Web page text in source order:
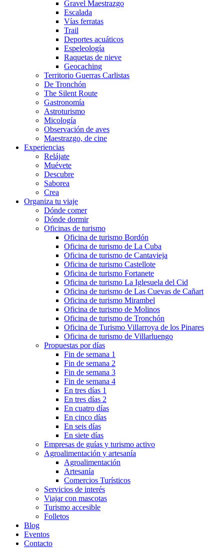
Gravel Maestrazgo
Escalada
Vías ferratas
Trail
Deportes acuáticos
Espeleología
Raquetas de nieve
Geocaching
Territorio Guerras Carlistas
De Tronchón
The Silent Route
Gastronomía
Astroturismo
Micología
Observación de aves
Maestrazgo, de cine
Experiencias
Relájate
Muévete
Descubre
Saborea
Crea
Organiza tu viaje
Dónde comer
Dónde dormir
Oficinas de turismo
Oficina de turismo Bordón
Oficina de turismo de La Cuba
Oficina de turismo de Cantavieja
Oficina de turismo Castellote
Oficina de turismo Fortanete
Oficina de turismo La Iglesuela del Cid
Oficina de turismo de Las Cuevas de Cañart
Oficina de turismo Mirambel
Oficina de turismo de Molinos
Oficina de turismo de Tronchón
Oficina de Turismo Villarroya de los Pinares
Oficina de turismo de Villarluengo
Propuestas por días
Fin de semana 1
Fin de semana 2
Fin de semana 3
Fin de semana 4
En tres días 1
En tres días 2
En cuatro días
En cinco días
En seis días
En siete días
Empresas de guías y turismo activo
Agroalimentación y artesanía
Agroalimentación
Artesanía
Comercios Turísticos
Servicios de interés
Viajar con mascotas
Turismo accesible
Folletos
Blog
Eventos
Contacto